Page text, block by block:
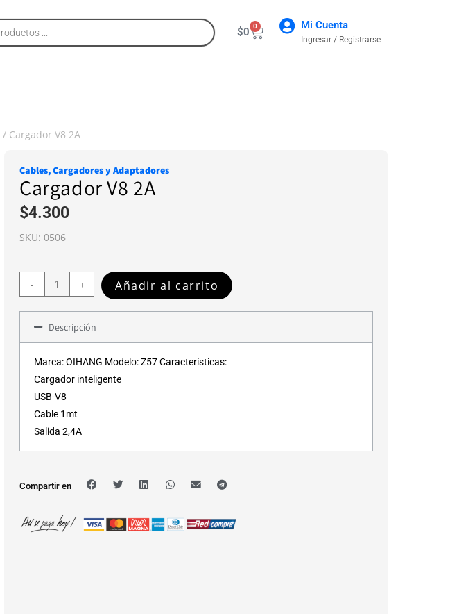
$0 0 Mi Cuenta
Ingresar / Registrarse
/ Cargador V8 2A
Cables, Cargadores y Adaptadores
Cargador V8 2A
$4.300
SKU: 0506
- + Añadir al carrito
Descripción
Marca: OIHANG Modelo: Z57 Características:
Cargador inteligente
USB-V8
Cable 1mt
Salida 2,4A
Compartir en